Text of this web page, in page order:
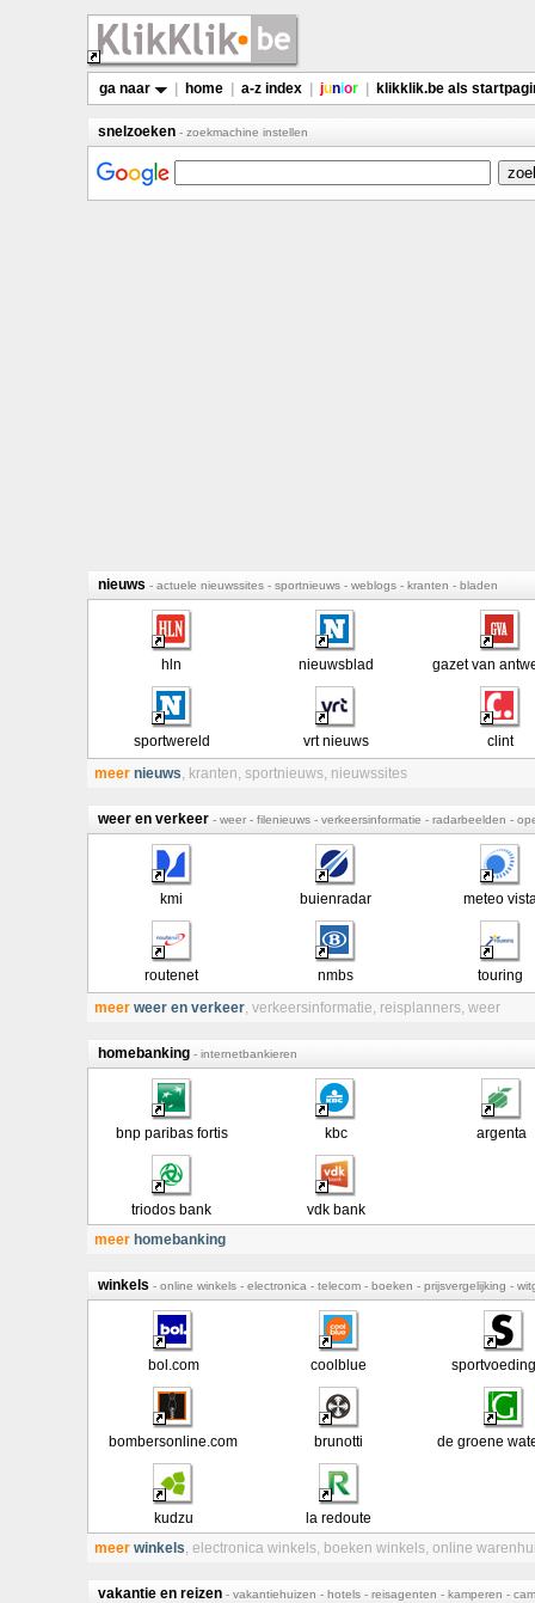
ga naar home a-z index junior klikklik.be als
snelzoeken - zoekmachine instellen
nieuws - actuele nieuwssites - sportnieuws - weblogs - kranten - bladen
hln nieuwsblad gazet van
sportwereld vrt nieuws
clint
meer nieuws, kranten, sportnieuws, nieuwssites
weer en verkeer - weer - filenieuws - verkeersinformatie - radarbeelden -
kmi buienradar meteo
routenet nmbs
touring
meer weer en verkeer, verkeersinformatie, reisplanners, weer
homebanking - internetbankieren
bnp paribas fortis kbc argenta
triodos bank
vdk bank
meer homebanking
winkels - online winkels - electronica - telecom - boeken - prijsvergelijking -
bol.com coolblue
bombersonline.com brunotti de groene
kudzu
la redoute
meer winkels, electronica winkels, boeken winkels, online
vakantie en reizen - vakantiehuizen - hotels - reisagenten - kamperen -